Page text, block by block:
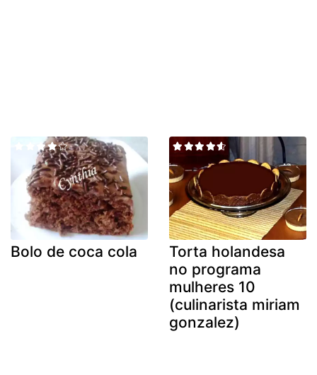
Bolo de coca cola
Torta holandesa
no programa
mulheres 10
(culinarista miriam
gonzalez)